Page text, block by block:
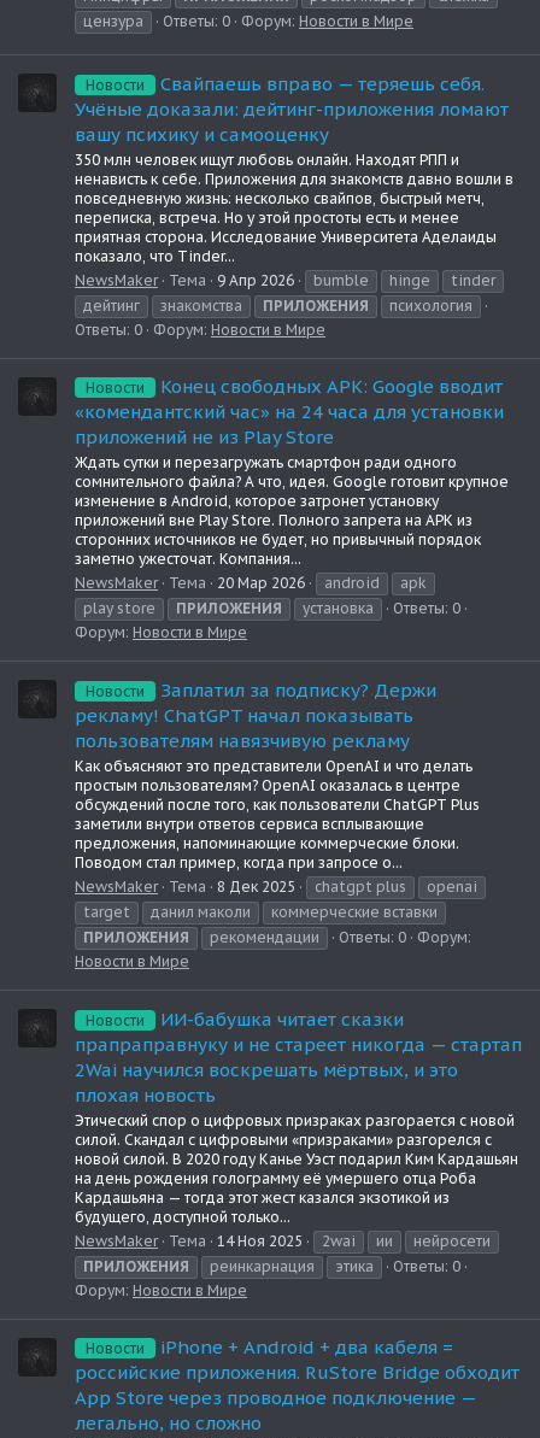
цензура
Ответы: 0 Форум: Новости в Мире
Новости
Свайпаешь вправо — теряешь себя.
Учёные доказали: дейтинг-приложения ломают
вашу психику и самооценку
350 млн человек ищут любовь онлайн. Находят РПП и
ненависть к себе. Приложения для знакомств давно вошли в
повседневную жизнь: несколько свайпов, быстрый метч,
переписка, встреча. Но у этой простоты есть и менее
приятная сторона. Исследование Университета Аделаиды
показало, что Tinder...
NewsMaker
Тема 9 Апр 2026 bumble hinge
tinder
дейтинг
знакомства ПРИЛОЖЕНИЯ
психология
Ответы: 0
Форум: Новости в Мире
Новости
Конец свободных APK: Google вводит
«комендантский час» на 24 часа для установки
приложений не из Play Store
Ждать сутки и перезагружать смартфон ради одного
сомнительного файла? А что, идея. Google готовит крупное
изменение в Android, которое затронет установку
приложений вне Play Store. Полного запрета на APK из
сторонних источников не будет, но привычный порядок
заметно ужесточат. Компания...
NewsMaker
Тема 20 Мар 2026 android
apk
play store
ПРИЛОЖЕНИЯ установка
Ответы: 0
Форум: Новости в Мире
Новости
Заплатил за подписку? Держи
рекламу! ChatGPT начал показывать
пользователям навязчивую рекламу
Как объясняют это представители OpenAI и что делать
простым пользователям? OpenAI оказалась в центре
обсуждений после того, как пользователи ChatGPT Plus
заметили внутри ответов сервиса всплывающие
предложения, напоминающие коммерческие блоки.
Поводом стал пример, когда при запросе о...
NewsMaker
Тема 8 Дек 2025 chatgpt plus
openai
target
данил маколи
коммерческие вставки
ПРИЛОЖЕНИЯ
рекомендации Ответы: 0
Форум:
Новости в Мире
Новости
ИИ-бабушка читает сказки
прапраправнуку и не стареет никогда — стартап
2Wai научился воскрешать мёртвых, и это
плохая новость
Этический спор о цифровых призраках разгорается с новой
силой. Скандал с цифровыми «призраками» разгорелся с
новой силой. В 2020 году Канье Уэст подарил Ким Кардашьян
на день рождения голограмму её умершего отца Роба
Кардашьяна — тогда этот жест казался экзотикой из
будущего, доступной только...
NewsMaker
Тема 14 Ноя 2025 2wai ии
нейросети
ПРИЛОЖЕНИЯ
реинкарнация этика
Ответы: 0
Форум: Новости в Мире
Новости
iPhone + Android + два кабеля =
российские приложения. RuStore Bridge обходит
App Store через проводное подключение —
легально, но сложно